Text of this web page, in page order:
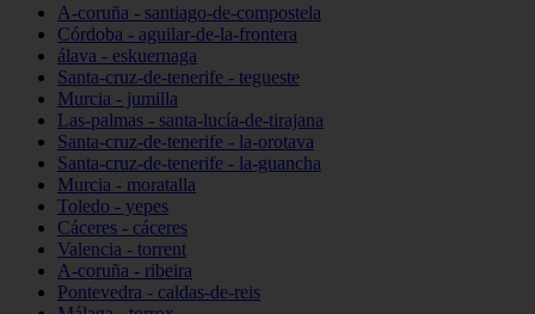
A-coruña - santiago-de-compostela
Córdoba - aguilar-de-la-frontera
álava - eskuernaga
Santa-cruz-de-tenerife - tegueste
Murcia - jumilla
Las-palmas - santa-lucía-de-tirajana
Santa-cruz-de-tenerife - la-orotava
Santa-cruz-de-tenerife - la-guancha
Murcia - moratalla
Toledo - yepes
Cáceres - cáceres
Valencia - torrent
A-coruña - ribeira
Pontevedra - caldas-de-reis